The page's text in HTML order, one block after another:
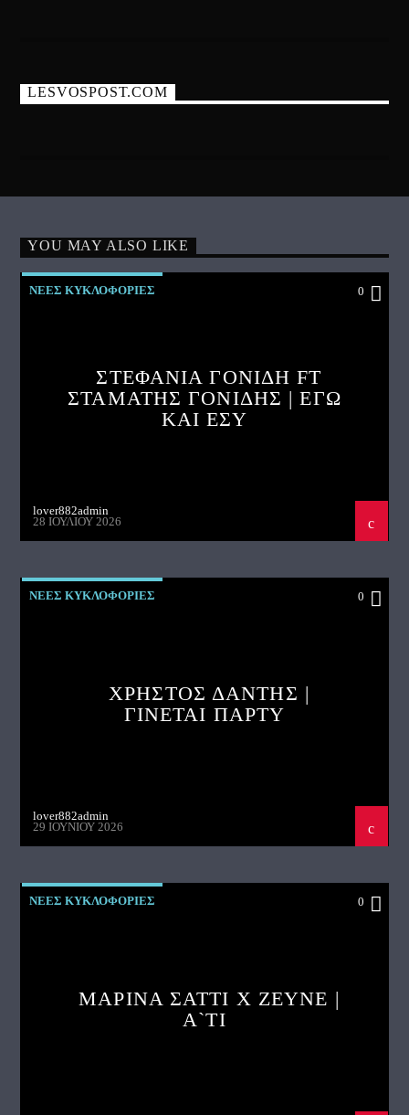
LESVOSPOST.COM
YOU MAY ALSO LIKE
ΝΕΕΣ ΚΥΚΛΟΦΟΡΙΕΣ 0
ΣΤΕΦΑΝΙΑ ΓΟΝΙΔΗ FT
ΣΤΑΜΑΤΗΣ ΓΟΝΙΔΗΣ | ΕΓΩ
ΚΑΙ ΕΣΥ
lover882admin
28 ΙΟΥΛΊΟΥ 2026
ΝΕΕΣ ΚΥΚΛΟΦΟΡΙΕΣ 0
ΧΡΗΣΤΟΣ ΔΑΝΤΗΣ |
ΓΙΝΕΤΑΙ ΠΑΡΤΥ
lover882admin
29 ΙΟΥΝΊΟΥ 2026
ΝΕΕΣ ΚΥΚΛΟΦΟΡΙΕΣ 0
ΜΑΡΙΝΑ ΣΑΤΤΙ X ZEYNE |
A`TI